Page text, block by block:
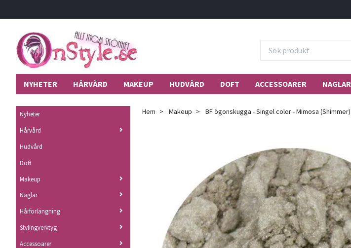
NYHETER HÅRVÅRD MAKEUP HUDVÅRD DOFT ACCESSOARER NAGLAR
Nyheter
Hårvård
Hudvård
Doft
Makeup
Naglar
Hårförlängning
Stylingverktyg
Accessoarer
Hem Makeup BF ögonskugga - Singel color - Mimosa (Shimmer)